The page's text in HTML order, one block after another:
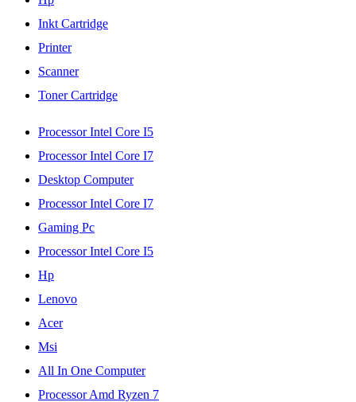
Inkt Cartridge
Printer
Scanner
Toner Cartridge
Processor Intel Core I5
Processor Intel Core I7
Desktop Computer
Processor Intel Core I7
Gaming Pc
Processor Intel Core I5
Hp
Lenovo
Acer
Msi
All In One Computer
Processor Amd Ryzen 7